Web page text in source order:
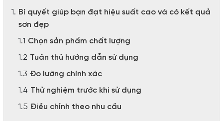
Bí quyết giúp bạn đạt hiệu suất cao và có kết quả
sơn đẹp
Chọn sản phẩm chất lượng
Tuân thủ hướng dẫn sử dụng
Đo lường chính xác
Thử nghiệm trước khi sử dụng
Điều chỉnh theo nhu cầu